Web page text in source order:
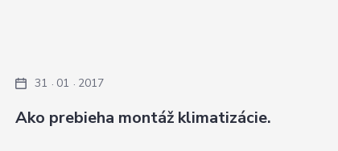
Ako prebieha montáž klimatizácie.
31 01 2017